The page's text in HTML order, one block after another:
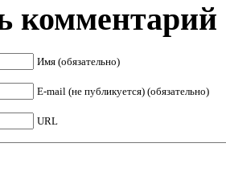
комментарий
Имя (обязательно)
E-mail (не публикуется) (обязательно)
URL